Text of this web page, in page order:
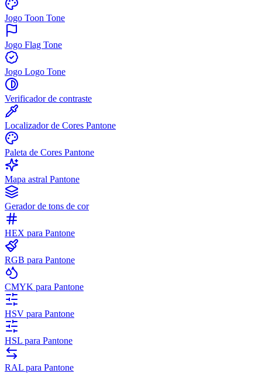
Jogo Toon Tone
Jogo Flag Tone
Jogo Logo Tone
Verificador de contraste
Localizador de Cores Pantone
Paleta de Cores Pantone
Mapa astral Pantone
Gerador de tons de cor
HEX para Pantone
RGB para Pantone
CMYK para Pantone
HSV para Pantone
HSL para Pantone
RAL para Pantone